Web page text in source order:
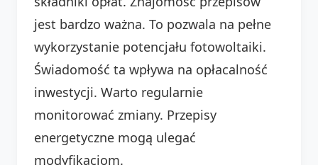
jest bardzo ważna. To pozwala na pełne
wykorzystanie potencjału fotowoltaiki.
Świadomość ta wpływa na opłacalność
inwestycji. Warto regularnie
monitorować zmiany. Przepisy
energetyczne mogą ulegać
modyfikacjom.